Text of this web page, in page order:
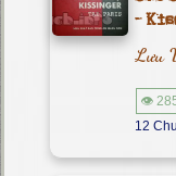
-
Lưu
👁
12